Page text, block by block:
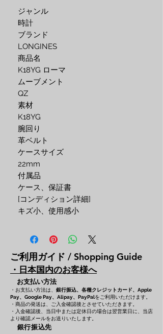
ジャンル
時計
ブランド
LONGINES
商品名
K18YG ローマ
ムーブメント
QZ
素材
K18YG
腕回り
革ベルト
ケースサイズ
22mm
付属品
ケース、保証書
[コンディション詳細]
キズ小、使用感小
ご利用ガイド / Shopping Guide
・日本国内のお客様へ
お支払い方法
・お支払い方法は、 銀行振込、各種クレジットカード、 Apple
Pay、Google Pay、Alipay、PayPalをご利用いただけます。
・商品の発送は、ご入金確認後とさせていただきます。
・入金確認後、当日中または定休日の場合は翌営業日に、当店
より確認メールをお送りいたします。
銀行振込先